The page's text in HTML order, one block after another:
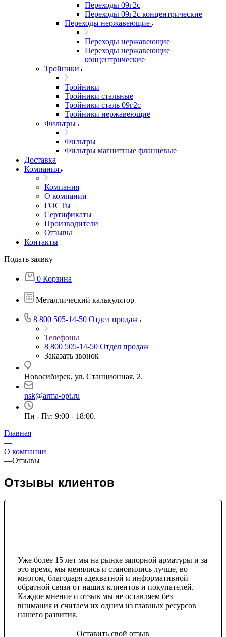
Переходы 09г2с
Переходы 09г2с концентрические
Переходы нержавеющие
Переходы нержавеющие
Переходы нержавеющие
концентрические
Тройники
Тройники
Тройники стальные
Тройники сталь 09г2с
Тройники нержавеющие
Фильтры
Фильтры
Фильтры магнитные фланцевые
Доставка
Компания
Компания
О компании
ГОСТы
Сертификаты
Производители
Отзывы
Контакты
Подать заявку
0 Корзина
Металлический калькулятор
8 800 505-14-50 Отдел продаж
Телефоны
8 800 505-14-50 Отдел продаж
Заказать звонок
Новосибирск, ул. Станционная, 2.
nsk@arma-opt.ru
Пн - Пт: 9:00 - 18:00.
Главная
—
О компании
—Отзывы
Отзывы клиентов
Уже более 15 лет мы на рынке запорной арматуры и за
это время, мы менялись и становились лучше, во
многом, благодаря адекватной и информативной
обратной связи от наших клиентов и покупателей.
Каждое мнение и отзыв мы не оставляем без
внимания и считаем их одним из главных ресурсов
нашего развития.
Оставить свой отзыв